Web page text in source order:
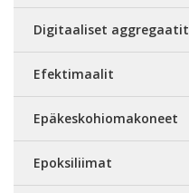
Digitaaliset aggregaatit
Efektimaalit
Epäkeskohiomakoneet
Epoksiliimat